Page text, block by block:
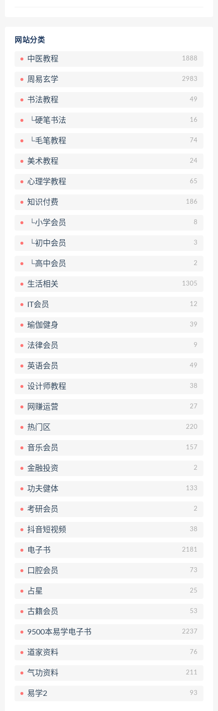
网站分类
中医教程 1888
周易玄学 2983
书法教程 49
└硬笔书法 16
└毛笔教程 74
美术教程 24
心理学教程 65
知识付费 186
└小学会员 8
└初中会员 3
└高中会员 2
生活相关 1305
IT会员 12
瑜伽健身 39
法律会员 9
英语会员 49
设计师教程 38
网赚运营 27
热门区 220
音乐会员 157
金融投资 2
功夫健体 133
考研会员 2
抖音短视频 38
电子书 2181
口腔会员 73
占星 25
古籍会员 53
9500本易学电子书 2237
道家资料 76
气功资料 211
易学2 93